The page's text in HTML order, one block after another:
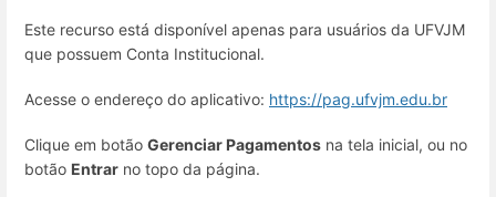
Este recurso está disponível apenas para usuários da UFVJM
que possuem Conta Institucional.
Acesse o endereço do aplicativo: https://pag.ufvjm.edu.br
Clique em botão Gerenciar Pagamentos na tela inicial, ou no
botão Entrar no topo da página.